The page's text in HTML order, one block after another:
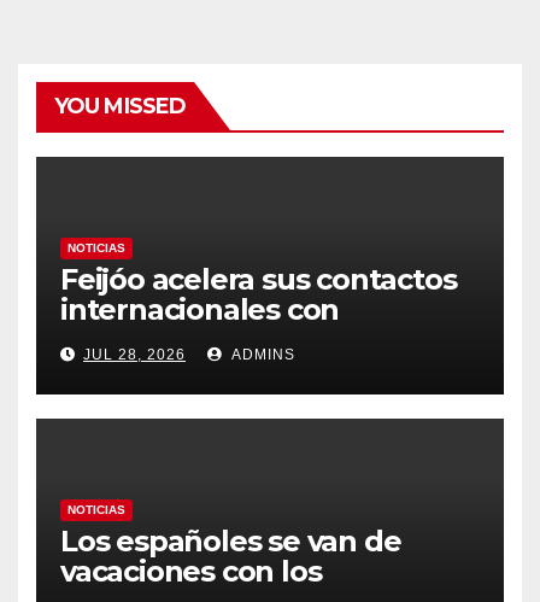
YOU MISSED
NOTICIAS
Feijóo acelera sus contactos
internacionales con
Latinoamérica como socio
prioritario en su agenda de
gobierno
JUL 28, 2026 ADMINS
NOTICIAS
Los españoles se van de
vacaciones con los